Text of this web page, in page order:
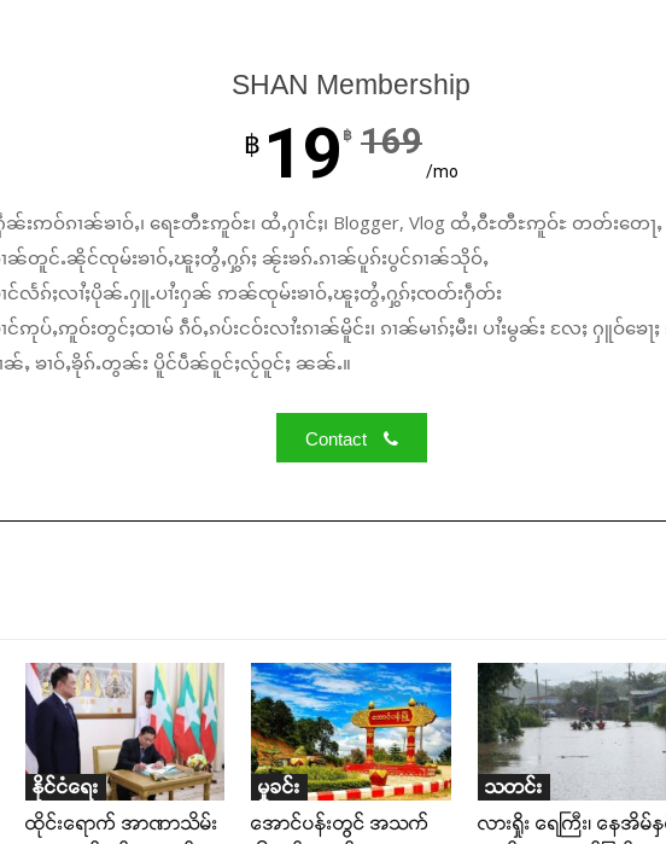
SHAN Membership
฿ 19 ฿ 169
/mo
ၼ်းဢဝ်ၵၢၼ်ၶၢဝ်ႇ၊ ရေႊတီႊဢူဝ်ႊ၊ ထႆႇႁၢင်ႈ၊ Blogger, Vlog ထႆႇဝီႊတီႊဢူဝ်ႊ တတ်းတေ
ၼ်တူင်ႉၼိုင်ၸုမ်းၶၢဝ်ႇၽူႈတွႆႇႁွၵ်ႈ ၼႂ်းၶၵ်ႉၵၢၼ်ပူၵ်းပွင်ၵၢၼ်သိုဝ်ႇ
ၢင်လႅၵ်ႈလၢႆႈပိုၼ်ႉႁူႉပၢႆးႁၼ် ဢၼ်ၸုမ်းၶၢဝ်ႇၽူႈတွႆႇႁွၵ်ႈၸတ်းႁဵတ်း
င်ဢုပ်ႇဢူဝ်းတွင်ႈထၢမ် ၵဵဝ်ႇၵပ်းငဝ်းလၢႆးၵၢၼ်မိူင်း၊ ၵၢၼ်မၢၵ်ႈမီး၊ ပၢႆးမွၼ်း လႄႈ ႁူဝ်ၶေ
ၼ်ႇ ၶၢဝ်ႇၶိုၵ်ႉတွၼ်း ပိူင်ပဵၼ်ဝူင်ႈလႂ်ဝူင်ႈ ၼၼ်ႉ။
Contact
နိုင်ငံရေး
ထိုင်းရောက် အာဏာသိမ်း
မှုခင်း
အောင်ပန်းတွင် အသက်
သတင်း
လားရှိုး ရေကြီး၊ နေအိမ်